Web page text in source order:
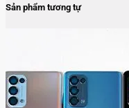
Sản phẩm tương tự